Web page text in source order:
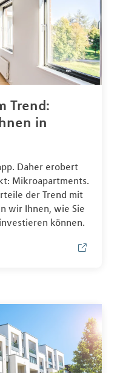
Trend:
in
Daher erobert
Mikroapartments.
der Trend mit
wir Ihnen, wie Sie
können.